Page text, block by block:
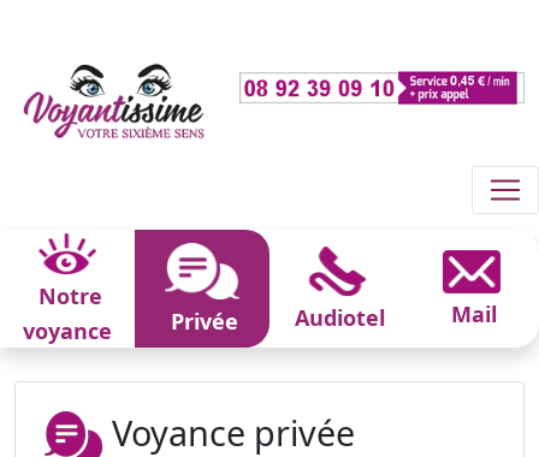
Notre
voyance
Privée Audiotel Mail
Voyance privée